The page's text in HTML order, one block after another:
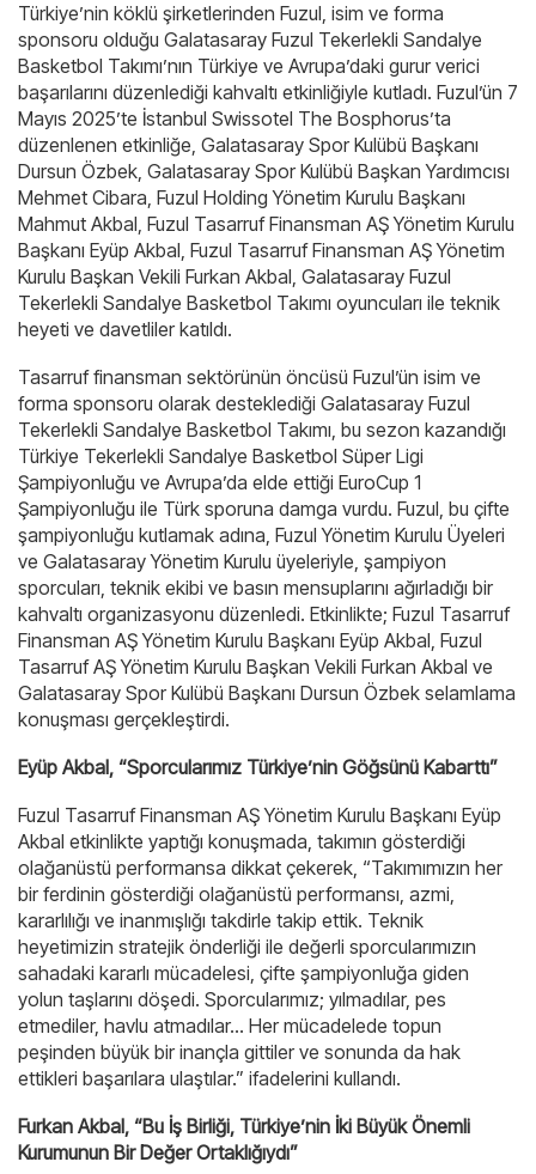
Türkiye’nin köklü şirketlerinden Fuzul, isim ve forma
sponsoru olduğu Galatasaray Fuzul Tekerlekli Sandalye
Basketbol Takımı’nın Türkiye ve Avrupa’daki gurur verici
başarılarını düzenlediği kahvaltı etkinliğiyle kutladı. Fuzul’ün 7
Mayıs 2025’te İstanbul Swissotel The Bosphorus’ta
düzenlenen etkinliğe, Galatasaray Spor Kulübü Başkanı
Dursun Özbek, Galatasaray Spor Kulübü Başkan Yardımcısı
Mehmet Cibara, Fuzul Holding Yönetim Kurulu Başkanı
Mahmut Akbal, Fuzul Tasarruf Finansman AŞ Yönetim Kurulu
Başkanı Eyüp Akbal, Fuzul Tasarruf Finansman AŞ Yönetim
Kurulu Başkan Vekili Furkan Akbal, Galatasaray Fuzul
Tekerlekli Sandalye Basketbol Takımı oyuncuları ile teknik
heyeti ve davetliler katıldı.
Tasarruf finansman sektörünün öncüsü Fuzul’ün isim ve
forma sponsoru olarak desteklediği Galatasaray Fuzul
Tekerlekli Sandalye Basketbol Takımı, bu sezon kazandığı
Türkiye Tekerlekli Sandalye Basketbol Süper Ligi
Şampiyonluğu ve Avrupa’da elde ettiği EuroCup 1
Şampiyonluğu ile Türk sporuna damga vurdu. Fuzul, bu çifte
şampiyonluğu kutlamak adına, Fuzul Yönetim Kurulu Üyeleri
ve Galatasaray Yönetim Kurulu üyeleriyle, şampiyon
sporcuları, teknik ekibi ve basın mensuplarını ağırladığı bir
kahvaltı organizasyonu düzenledi. Etkinlikte; Fuzul Tasarruf
Finansman AŞ Yönetim Kurulu Başkanı Eyüp Akbal, Fuzul
Tasarruf AŞ Yönetim Kurulu Başkan Vekili Furkan Akbal ve
Galatasaray Spor Kulübü Başkanı Dursun Özbek selamlama
konuşması gerçekleştirdi.
Eyüp Akbal, “Sporcularımız Türkiye’nin Göğsünü Kabarttı”
Fuzul Tasarruf Finansman AŞ Yönetim Kurulu Başkanı Eyüp
Akbal etkinlikte yaptığı konuşmada, takımın gösterdiği
olağanüstü performansa dikkat çekerek, “Takımımızın her
bir ferdinin gösterdiği olağanüstü performansı, azmi,
kararlılığı ve inanmışlığı takdirle takip ettik. Teknik
heyetimizin stratejik önderliği ile değerli sporcularımızın
sahadaki kararlı mücadelesi, çifte şampiyonluğa giden
yolun taşlarını döşedi. Sporcularımız; yılmadılar, pes
etmediler, havlu atmadılar… Her mücadelede topun
peşinden büyük bir inançla gittiler ve sonunda da hak
ettikleri başarılara ulaştılar.” ifadelerini kullandı.
Furkan Akbal, “Bu İş Birliği, Türkiye’nin İki Büyük Önemli
Kurumunun Bir Değer Ortaklığıydı”